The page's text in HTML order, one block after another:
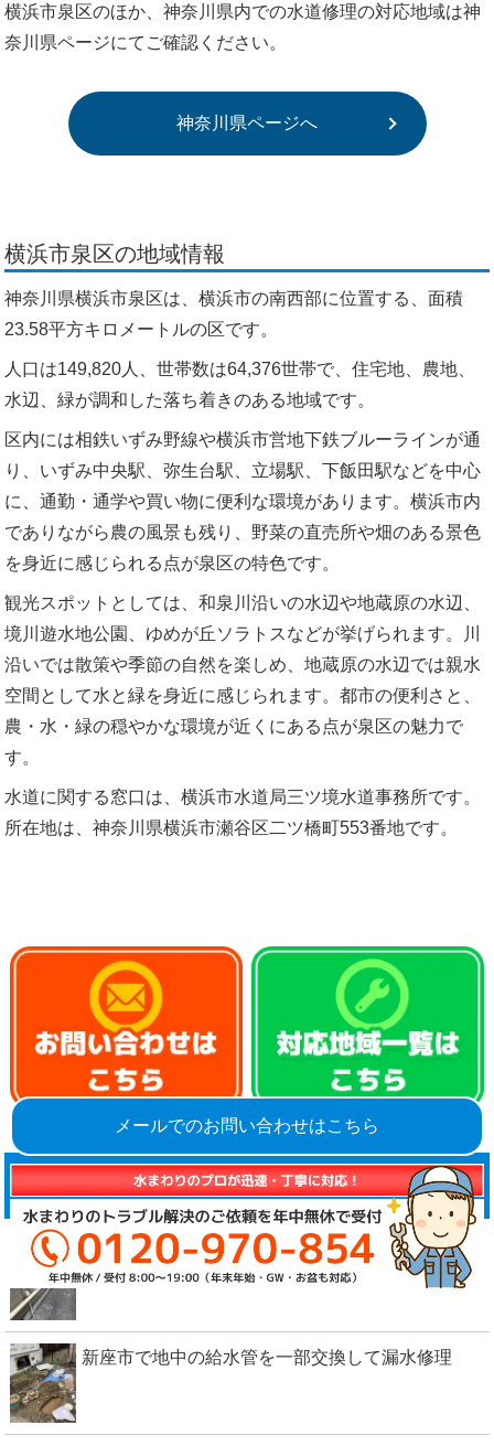
横浜市泉区のほか、神奈川県内での水道修理の対応地域は神
奈川県ページにてご確認ください。
神奈川県ページへ
横浜市泉区の地域情報
神奈川県横浜市泉区は、横浜市の南西部に位置する、面積
23.58平方キロメートルの区です。
人口は149,820人、世帯数は64,376世帯で、住宅地、農地、
水辺、緑が調和した落ち着きのある地域です。
区内には相鉄いずみ野線や横浜市営地下鉄ブルーラインが通
り、いずみ中央駅、弥生台駅、立場駅、下飯田駅などを中心
に、通勤・通学や買い物に便利な環境があります。横浜市内
でありながら農の風景も残り、野菜の直売所や畑のある景色
を身近に感じられる点が泉区の特色です。
観光スポットとしては、和泉川沿いの水辺や地蔵原の水辺、
境川遊水地公園、ゆめが丘ソラトスなどが挙げられます。川
沿いでは散策や季節の自然を楽しめ、地蔵原の水辺では親水
空間として水と緑を身近に感じられます。都市の便利さと、
農・水・緑の穏やかな環境が近くにある点が泉区の魅力で
す。
水道に関する窓口は、横浜市水道局三ツ境水道事務所です。
所在地は、神奈川県横浜市瀬谷区二ツ橋町553番地です。
【新着】施工実績
国立市で水漏れした屋外の給水管を引き直し
新座市で地中の給水管を一部交換して漏水修理
メールでのお問い合わせはこちら